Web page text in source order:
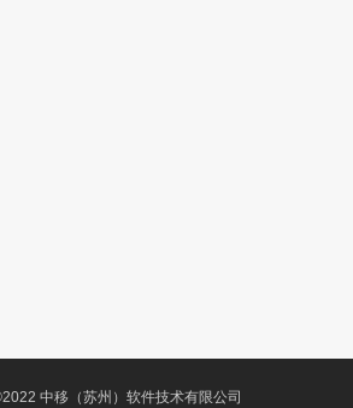
中移（苏州）软件技术有限公司